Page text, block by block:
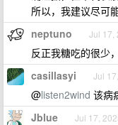
所以，我建议尽可
neptuno Jul 17,
反正我糖吃的很少
casillasyi Jul
@listen2wind 该病
Jblue Jul 17,